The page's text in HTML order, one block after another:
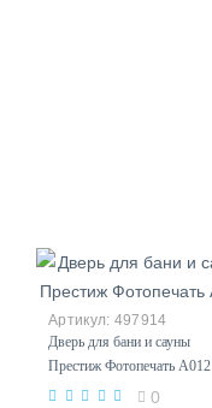
497914
Дверь для бани и сауны
Престиж Фотопечать А012
0